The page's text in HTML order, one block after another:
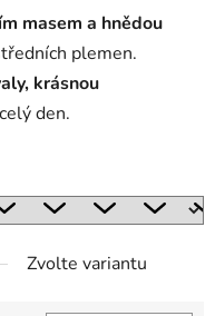
masem a hnědou
plemen.
krásnou
den.
Zvolte variantu